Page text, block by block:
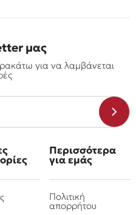
μας
για να λαμβάνεται
Περισσότερα
για εμάς
Πολιτική
απορρήτου